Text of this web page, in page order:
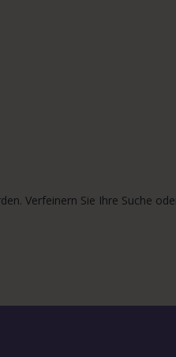
Verfeinern Sie Ihre Suche